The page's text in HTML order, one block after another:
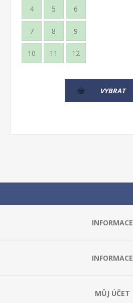
4 5 6
7 8 9
10 11 12
VYBRAT
INFORMACE
INFORMACE
MŮJ ÚČET